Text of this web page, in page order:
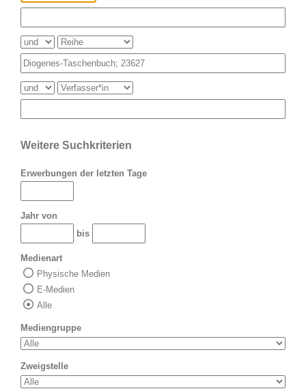
Weitere Suchkriterien
Erwerbungen der letzten Tage
Jahr von
bis
Medienart
Physische Medien
E-Medien
Alle
Mediengruppe
Zweigstelle